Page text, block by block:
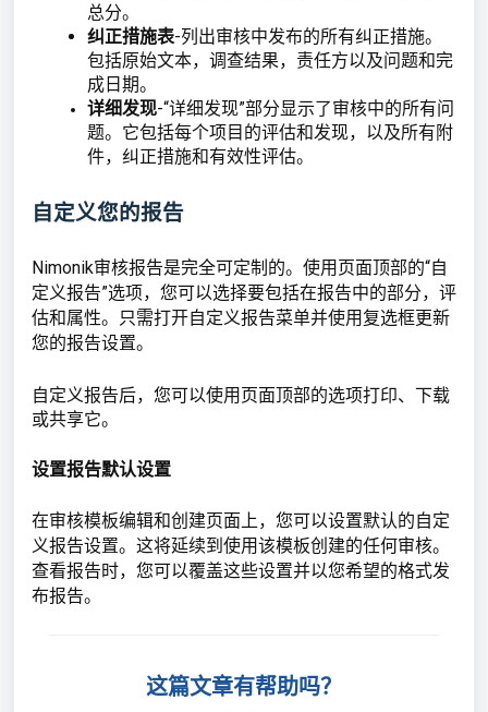
总分。
纠正措施表-列出审核中发布的所有纠正措施。
包括原始文本，调查结果，责任方以及问题和完
成日期。
详细发现-“详细发现”部分显示了审核中的所有问
题。它包括每个项目的评估和发现，以及所有附
件，纠正措施和有效性评估。
自定义您的报告
Nimonik审核报告是完全可定制的。使用页面顶部的“自
定义报告”选项，您可以选择要包括在报告中的部分，评
估和属性。只需打开自定义报告菜单并使用复选框更新
您的报告设置。
自定义报告后，您可以使用页面顶部的选项打印、下载
或共享它。
设置报告默认设置
在审核模板编辑和创建页面上，您可以设置默认的自定
义报告设置。这将延续到使用该模板创建的任何审核。
查看报告时，您可以覆盖这些设置并以您希望的格式发
布报告。
这篇文章有帮助吗？